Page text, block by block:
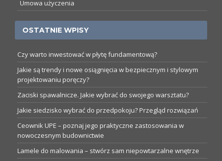
Umowa użyczenia
OSTATNIE WPISY
Czy warto inwestować w płytę fundamentową?
Jakie są trendy i nowe osiągnięcia w bezpiecznym i stylowym
projektowaniu poręczy?
Zaciski spawalnicze. Jakie wybrać do swojego warsztatu?
Jakie siedzisko wybrać do przedpokoju? Przegląd rozwiązań
Ceownik UPE – poznaj jego praktyczne zastosowania w
nowoczesnym budownictwie
Lamele do malowania – stwórz sam niepowtarzalne wnętrze